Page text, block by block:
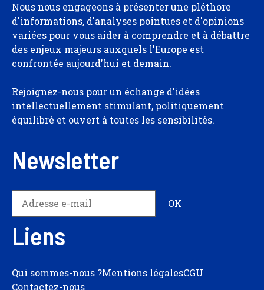
Nous nous engageons à présenter une pléthore
d'informations, d'analyses pointues et d'opinions
variées pour vous aider à comprendre et à débattre
des enjeux majeurs auxquels l'Europe est
confrontée aujourd'hui et demain.
Rejoignez-nous pour un échange d'idées
intellectuellement stimulant, politiquement
équilibré et ouvert à toutes les sensibilités.
Newsletter
Liens
Qui sommes-nous ?Mentions légalesCGU
Contactez-nous